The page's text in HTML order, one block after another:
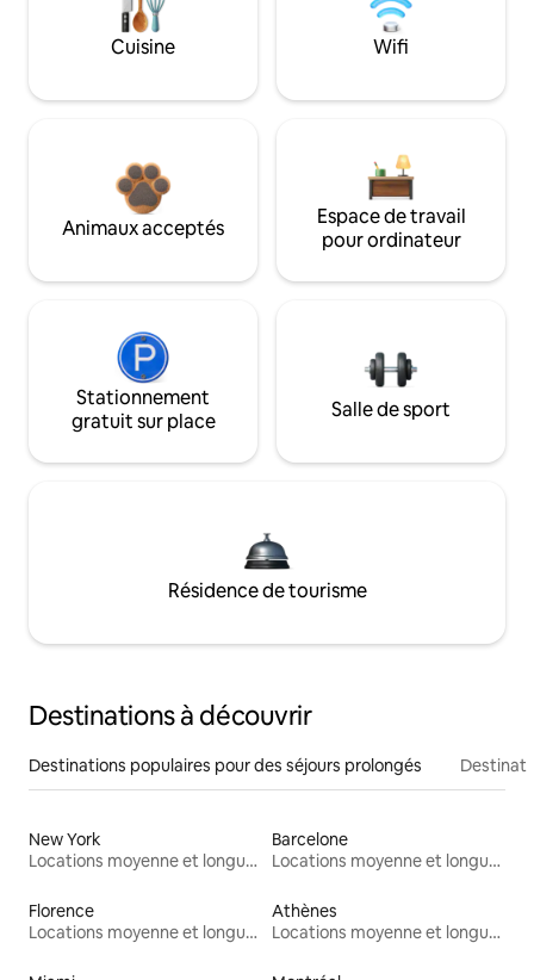
Cuisine Wifi
Animaux acceptés
Espace de travail
pour ordinateur
Stationnement
gratuit sur place
Salle de sport
Résidence de tourisme
Destinations à découvrir
Destinations populaires pour des séjours prolongés
New York
Locations moyenne et longue durée
Barcelone
Locations moyenne et longue durée
Florence
Locations moyenne et longue durée
Athènes
Locations moyenne et longue durée